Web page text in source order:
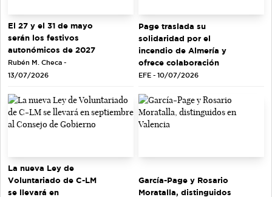
El 27 y el 31 de mayo
serán los festivos
autonómicos de 2027
Rubén M. Checa -
13/07/2026
Page traslada su
solidaridad por el
incendio de Almería y
ofrece colaboración
EFE - 10/07/2026
La nueva Ley de
Voluntariado de C-LM
se llevará en
García-Page y Rosario
Moratalla, distinguidos